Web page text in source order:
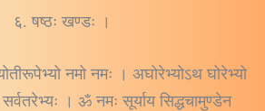
६. षष्ठः खण्डः ।
नमो नमः । अघोरेभ्योऽथ घोरेभ्यो
। ॐ नमः सूर्याय सिद्धचामुण्डेन